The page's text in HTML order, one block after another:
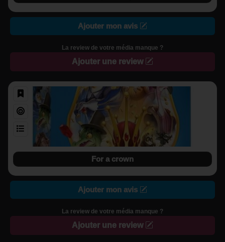
Ajouter mon avis
La review de votre média manque ?
Ajouter une review
For a crown
Ajouter mon avis
La review de votre média manque ?
Ajouter une review